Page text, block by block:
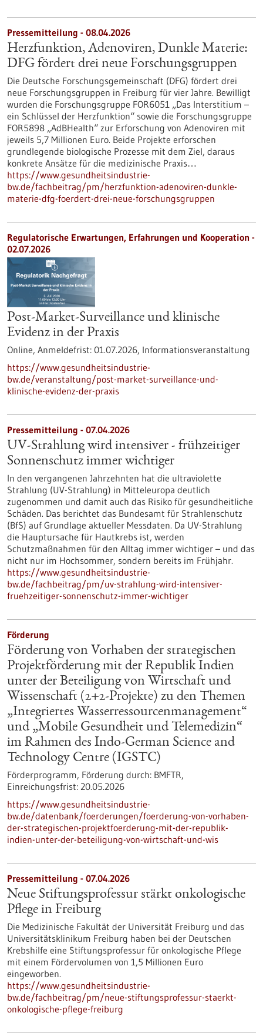
Pressemitteilung - 08.04.2026
Herzfunktion, Adenoviren, Dunkle Materie:
DFG fördert drei neue Forschungsgruppen
Die Deutsche Forschungsgemeinschaft (DFG) fördert drei
neue Forschungsgruppen in Freiburg für vier Jahre. Bewilligt
wurden die Forschungsgruppe FOR6051 „Das Interstitium –
ein Schlüssel der Herzfunktion“ sowie die Forschungsgruppe
FOR5898 „AdBHealth“ zur Erforschung von Adenoviren mit
jeweils 5,7 Millionen Euro. Beide Projekte erforschen
grundlegende biologische Prozesse mit dem Ziel, daraus
konkrete Ansätze für die medizinische Praxis…
https://www.gesundheitsindustrie-
bw.de/fachbeitrag/pm/herzfunktion-adenoviren-dunkle-
materie-dfg-foerdert-drei-neue-forschungsgruppen
Regulatorische Erwartungen, Erfahrungen und Kooperation -
02.07.2026
Post-Market-Surveillance und klinische
Evidenz in der Praxis
Online, Anmeldefrist: 01.07.2026, Informationsveranstaltung
https://www.gesundheitsindustrie-
bw.de/veranstaltung/post-market-surveillance-und-
klinische-evidenz-der-praxis
Pressemitteilung - 07.04.2026
UV-Strahlung wird intensiver - frühzeitiger
Sonnenschutz immer wichtiger
In den vergangenen Jahrzehnten hat die ultraviolette
Strahlung (UV-Strahlung) in Mitteleuropa deutlich
zugenommen und damit auch das Risiko für gesundheitliche
Schäden. Das berichtet das Bundesamt für Strahlenschutz
(BfS) auf Grundlage aktueller Messdaten. Da UV-Strahlung
die Hauptursache für Hautkrebs ist, werden
Schutzmaßnahmen für den Alltag immer wichtiger – und das
nicht nur im Hochsommer, sondern bereits im Frühjahr.
https://www.gesundheitsindustrie-
bw.de/fachbeitrag/pm/uv-strahlung-wird-intensiver-
fruehzeitiger-sonnenschutz-immer-wichtiger
Förderung
Förderung von Vorhaben der strategischen
Projektförderung mit der Republik Indien
unter der Beteiligung von Wirtschaft und
Wissenschaft (2+2-Projekte) zu den Themen
„Integriertes Wasserressourcenmanagement“
und „Mobile Gesundheit und Telemedizin“
im Rahmen des Indo-German Science and
Technology Centre (IGSTC)
Förderprogramm, Förderung durch: BMFTR,
Einreichungsfrist: 20.05.2026
https://www.gesundheitsindustrie-
bw.de/datenbank/foerderungen/foerderung-von-vorhaben-
der-strategischen-projektfoerderung-mit-der-republik-
indien-unter-der-beteiligung-von-wirtschaft-und-wis
Pressemitteilung - 07.04.2026
Neue Stiftungsprofessur stärkt onkologische
Pflege in Freiburg
Die Medizinische Fakultät der Universität Freiburg und das
Universitätsklinikum Freiburg haben bei der Deutschen
Krebshilfe eine Stiftungsprofessur für onkologische Pflege
mit einem Fördervolumen von 1,5 Millionen Euro
eingeworben.
https://www.gesundheitsindustrie-
bw.de/fachbeitrag/pm/neue-stiftungsprofessur-staerkt-
onkologische-pflege-freiburg